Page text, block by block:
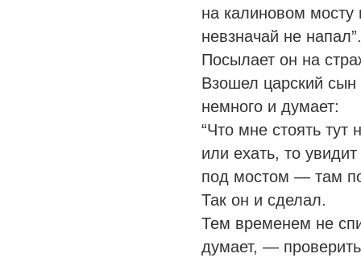
на калиновом мосту
невзначай не напал”.
Посылает он на
Взошел царский
немного и думает:
“Что мне стоять тут
или ехать, то
под мостом — там
Так он и сделал.
Тем временем не
думает, —